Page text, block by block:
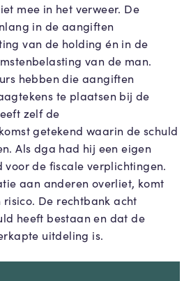
mee in het verweer. De
in de aangiften
van de holding én in de
van de man.
hebben die aangiften
te plaatsen bij de
zelf de
getekend waarin de schuld
Als dga had hij een eigen
de fiscale verplichtingen.
aan anderen overliet, komt
De rechtbank acht
heeft bestaan en dat de
uitdeling is.